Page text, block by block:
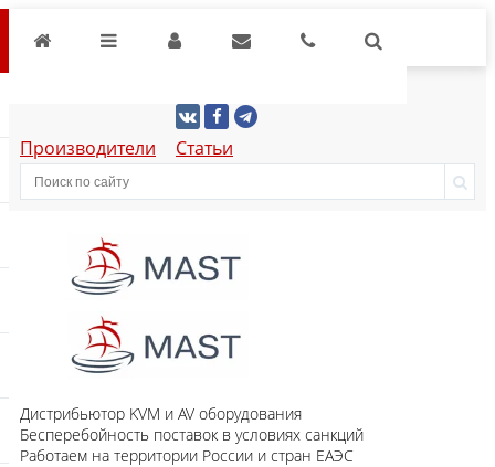
Производители Статьи
Дистрибьютор KVM и AV оборудования
Бесперебойность поставок в условиях санкций
Работаем на территории России и стран ЕАЭС